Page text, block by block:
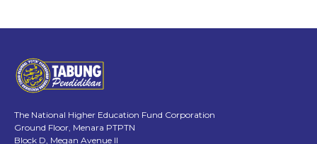
The National Higher Education Fund Corporation
Ground Floor, Menara PTPTN
Block D, Megan Avenue II